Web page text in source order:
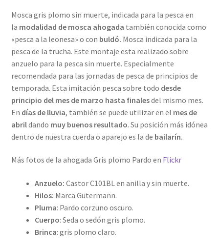
Mosca gris plomo sin muerte, indicada para la pesca en
la modalidad de mosca ahogada también conocida como
«pesca a la leonesa» o con buldó. Mosca indicada para la
pesca de la trucha. Este montaje esta realizado sobre
anzuelo para la pesca sin muerte. Especialmente
recomendada para las jornadas de pesca de principios de
temporada. Esta imitación pesca sobre todo desde
principio del mes de marzo hasta finalesdel mismo mes.
En días de lluvia, también se puede utilizar en el mes de
abrildando muy buenos resultado. Su posición más idónea
dentro de nuestra cuerda o aparejo es la de bailarín.
Más fotos de la ahogada Gris plomo Pardo en Flickr
Anzuelo: Castor C101BL en anilla y sin muerte.
Hilos: Marca Gütermann.
Pluma: Pardo corzuno oscuro.
Cuerpo: Seda o sedón gris plomo.
Brinca: gris plomo claro.